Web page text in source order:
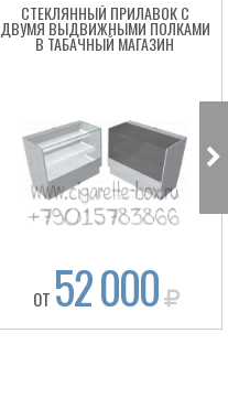
СТЕКЛЯННЫЙ ПРИЛАВОК С
ДВУМЯ ВЫДВИЖНЫМИ ПОЛКАМИ
В ТАБАЧНЫЙ МАГАЗИН
ОТ 52 000